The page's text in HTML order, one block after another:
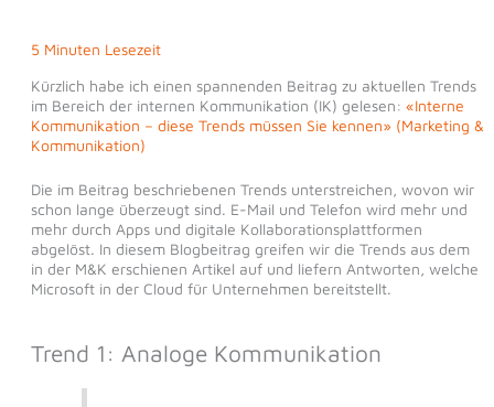
5 Minuten Lesezeit
Kürzlich habe ich einen spannenden Beitrag zu aktuellen Trends
im Bereich der internen Kommunikation (IK) gelesen: «Interne
Kommunikation – diese Trends müssen Sie kennen» (Marketing &
Kommunikation)
Die im Beitrag beschriebenen Trends unterstreichen, wovon wir
schon lange überzeugt sind. E-Mail und Telefon wird mehr und
mehr durch Apps und digitale Kollaborationsplattformen
abgelöst. In diesem Blogbeitrag greifen wir die Trends aus dem
in der M&K erschienen Artikel auf und liefern Antworten, welche
Microsoft in der Cloud für Unternehmen bereitstellt.
Trend 1: Analoge Kommunikation